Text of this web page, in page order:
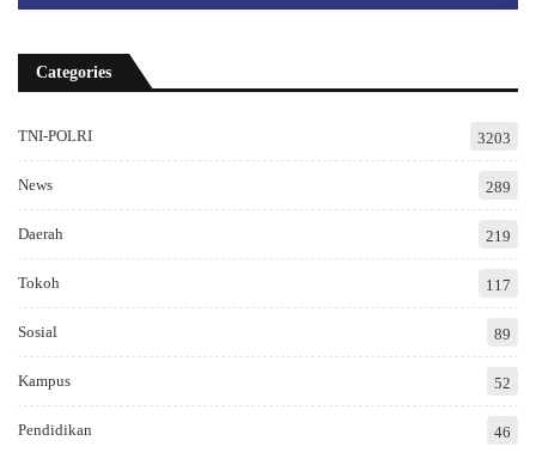
Categories
TNI-POLRI 3203
News 289
Daerah 219
Tokoh 117
Sosial 89
Kampus 52
Pendidikan 46